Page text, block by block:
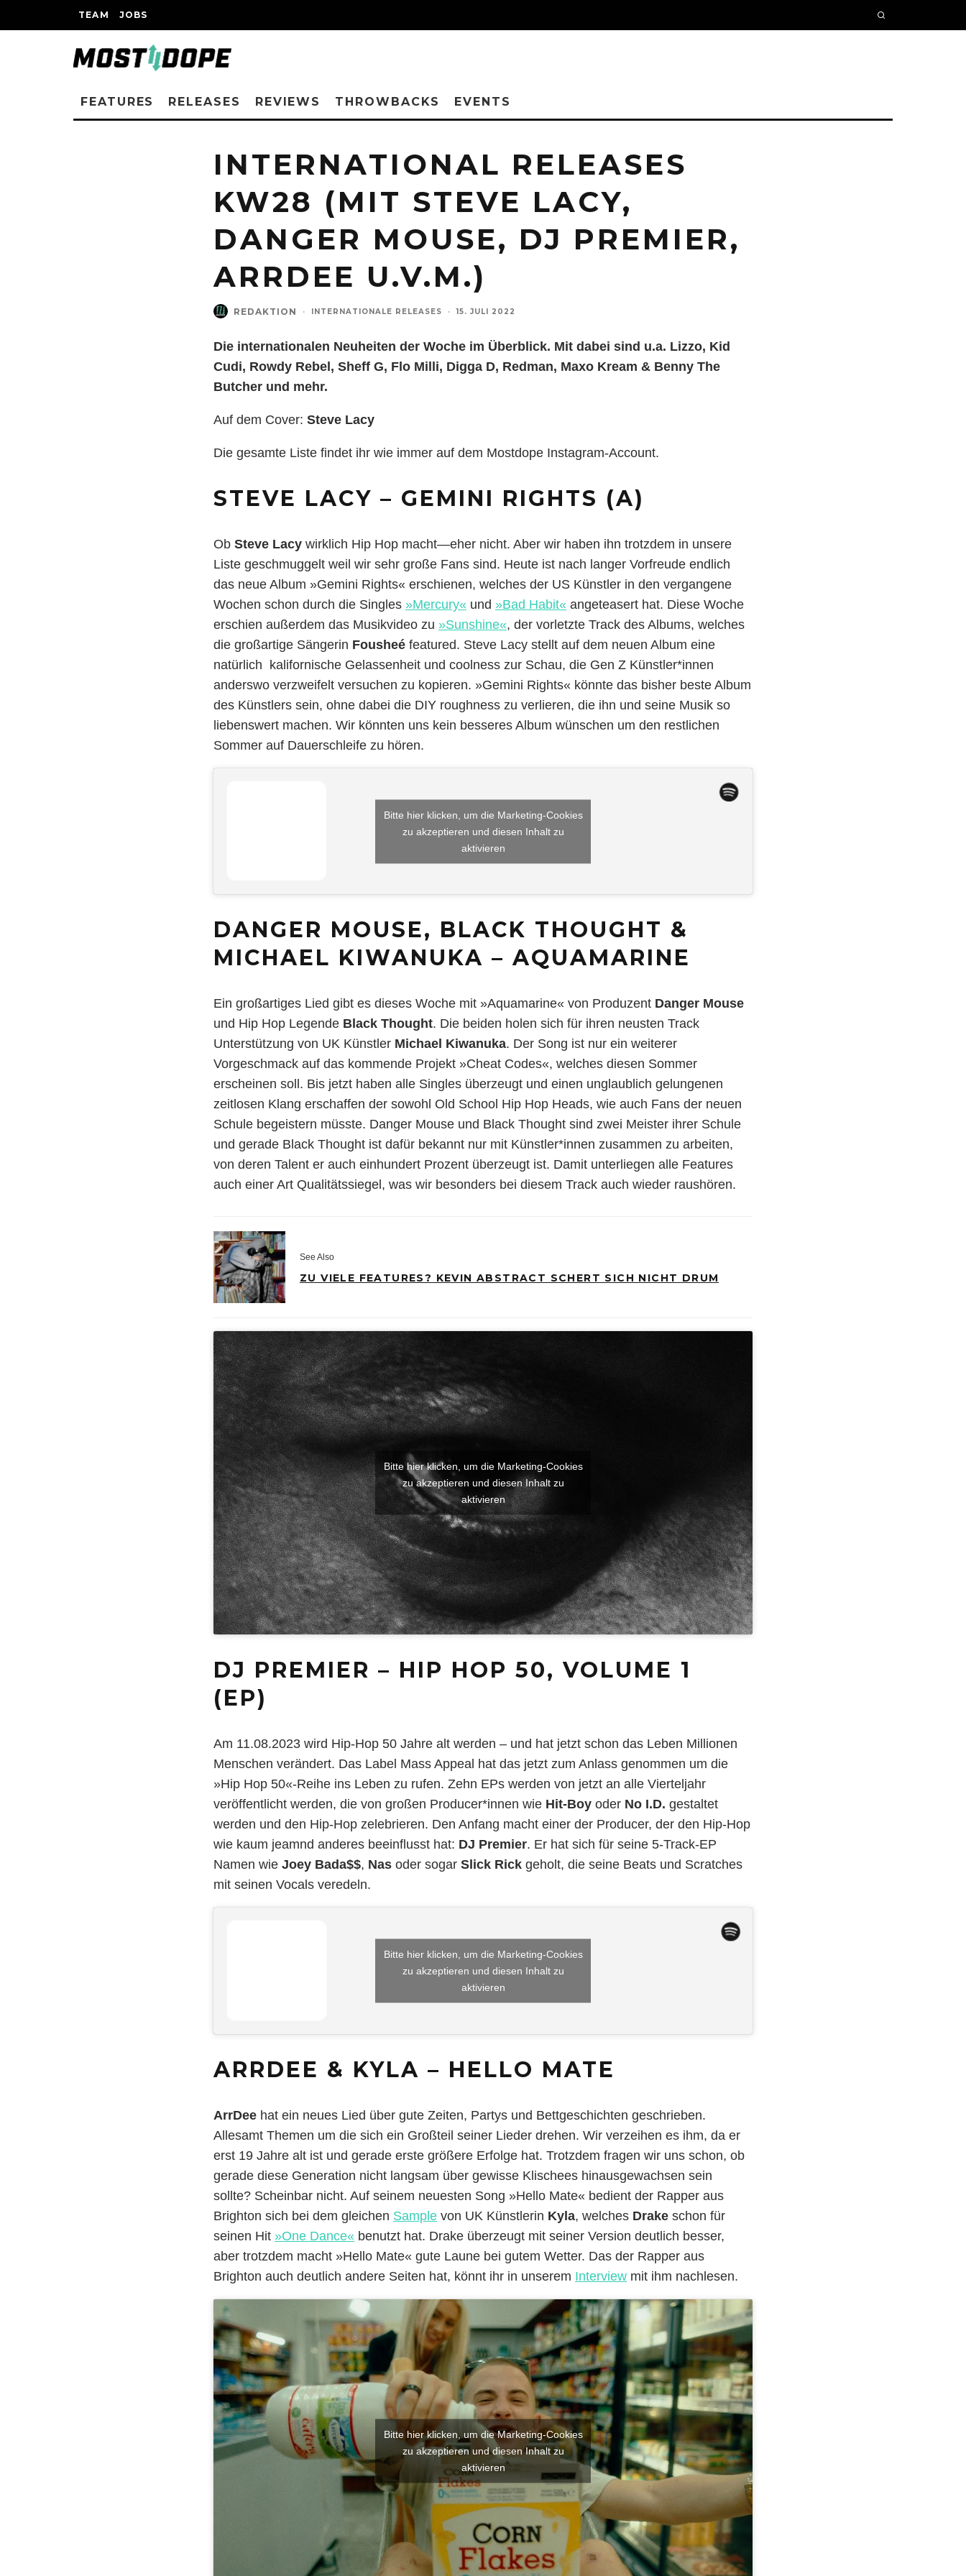
TEAM JOBS
FEATURES RELEASES REVIEWS THROWBACKS EVENTS
INTERNATIONAL RELEASES
KW28 (MIT STEVE LACY,
DANGER MOUSE, DJ PREMIER,
ARRDEE U.V.M.)
REDAKTION · INTERNATIONALE RELEASES · 15. JULI 2022
Die internationalen Neuheiten der Woche im Überblick. Mit dabei sind u.a. Lizzo, Kid
Cudi, Rowdy Rebel, Sheff G, Flo Milli, Digga D, Redman, Maxo Kream & Benny The
Butcher und mehr.
Auf dem Cover: Steve Lacy
Die gesamte Liste findet ihr wie immer auf dem Mostdope Instagram-Account.
STEVE LACY – GEMINI RIGHTS (A)
Ob Steve Lacy wirklich Hip Hop macht—eher nicht. Aber wir haben ihn trotzdem in unsere
Liste geschmuggelt weil wir sehr große Fans sind. Heute ist nach langer Vorfreude endlich
das neue Album »Gemini Rights« erschienen, welches der US Künstler in den vergangene
Wochen schon durch die Singles »Mercury« und »Bad Habit« angeteasert hat. Diese Woche
erschien außerdem das Musikvideo zu »Sunshine«, der vorletzte Track des Albums, welches
die großartige Sängerin Fousheé featured. Steve Lacy stellt auf dem neuen Album eine
natürlich kalifornische Gelassenheit und coolness zur Schau, die Gen Z Künstler*innen
anderswo verzweifelt versuchen zu kopieren. »Gemini Rights« könnte das bisher beste Album
des Künstlers sein, ohne dabei die DIY roughness zu verlieren, die ihn und seine Musik so
liebenswert machen. Wir könnten uns kein besseres Album wünschen um den restlichen
Sommer auf Dauerschleife zu hören.
Bitte hier klicken, um die Marketing-Cookies
zu akzeptieren und diesen Inhalt zu
aktivieren
DANGER MOUSE, BLACK THOUGHT &
MICHAEL KIWANUKA – AQUAMARINE
Ein großartiges Lied gibt es dieses Woche mit »Aquamarine« von Produzent Danger Mouse
und Hip Hop Legende Black Thought. Die beiden holen sich für ihren neusten Track
Unterstützung von UK Künstler Michael Kiwanuka. Der Song ist nur ein weiterer
Vorgeschmack auf das kommende Projekt »Cheat Codes«, welches diesen Sommer
erscheinen soll. Bis jetzt haben alle Singles überzeugt und einen unglaublich gelungenen
zeitlosen Klang erschaffen der sowohl Old School Hip Hop Heads, wie auch Fans der neuen
Schule begeistern müsste. Danger Mouse und Black Thought sind zwei Meister ihrer Schule
und gerade Black Thought ist dafür bekannt nur mit Künstler*innen zusammen zu arbeiten,
von deren Talent er auch einhundert Prozent überzeugt ist. Damit unterliegen alle Features
auch einer Art Qualitätssiegel, was wir besonders bei diesem Track auch wieder raushören.
See Also
ZU VIELE FEATURES? KEVIN ABSTRACT SCHERT SICH NICHT DRUM
Bitte hier klicken, um die Marketing-Cookies
zu akzeptieren und diesen Inhalt zu
aktivieren
DJ PREMIER – HIP HOP 50, VOLUME 1
(EP)
Am 11.08.2023 wird Hip-Hop 50 Jahre alt werden – und hat jetzt schon das Leben Millionen
Menschen verändert. Das Label Mass Appeal hat das jetzt zum Anlass genommen um die
»Hip Hop 50«-Reihe ins Leben zu rufen. Zehn EPs werden von jetzt an alle Vierteljahr
veröffentlicht werden, die von großen Producer*innen wie Hit-Boy oder No I.D. gestaltet
werden und den Hip-Hop zelebrieren. Den Anfang macht einer der Producer, der den Hip-Hop
wie kaum jeamnd anderes beeinflusst hat: DJ Premier. Er hat sich für seine 5-Track-EP
Namen wie Joey Bada$$, Nas oder sogar Slick Rick geholt, die seine Beats und Scratches
mit seinen Vocals veredeln.
Bitte hier klicken, um die Marketing-Cookies
zu akzeptieren und diesen Inhalt zu
aktivieren
ARRDEE & KYLA – HELLO MATE
ArrDee hat ein neues Lied über gute Zeiten, Partys und Bettgeschichten geschrieben.
Allesamt Themen um die sich ein Großteil seiner Lieder drehen. Wir verzeihen es ihm, da er
erst 19 Jahre alt ist und gerade erste größere Erfolge hat. Trotzdem fragen wir uns schon, ob
gerade diese Generation nicht langsam über gewisse Klischees hinausgewachsen sein
sollte? Scheinbar nicht. Auf seinem neuesten Song »Hello Mate« bedient der Rapper aus
Brighton sich bei dem gleichen Sample von UK Künstlerin Kyla, welches Drake schon für
seinen Hit »One Dance« benutzt hat. Drake überzeugt mit seiner Version deutlich besser,
aber trotzdem macht »Hello Mate« gute Laune bei gutem Wetter. Das der Rapper aus
Brighton auch deutlich andere Seiten hat, könnt ihr in unserem Interview mit ihm nachlesen.
Bitte hier klicken, um die Marketing-Cookies
zu akzeptieren und diesen Inhalt zu
aktivieren